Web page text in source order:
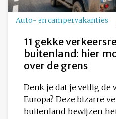
Auto- en campervakanties
11 gekke
buitenland: hier
over de grens
Denk je dat je veilig de
Europa? Deze bizarre
buitenland bewijzen het